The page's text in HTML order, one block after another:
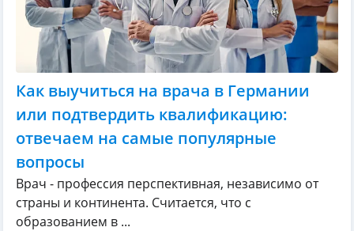
Как выучиться на врача в Германии
или подтвердить квалификацию:
отвечаем на самые популярные
вопросы
Врач - профессия перспективная, независимо от
страны и континента. Считается, что с
образованием в ...